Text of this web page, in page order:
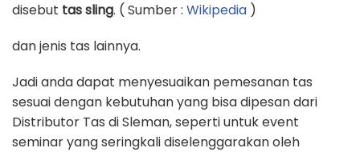
disebut tas sling. ( Sumber : Wikipedia )
dan jenis tas lainnya.
Jadi anda dapat menyesuaikan pemesanan tas
sesuai dengan kebutuhan yang bisa dipesan dari
Distributor Tas di Sleman, seperti untuk event
seminar yang seringkali diselenggarakan oleh